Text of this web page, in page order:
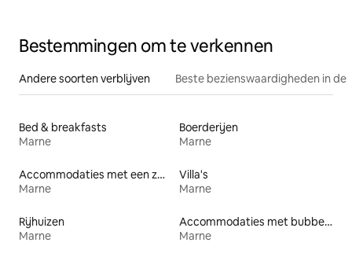
Bestemmingen om te verkennen
Andere soorten verblijven Beste bezienswaardigheden in de
Bed & breakfasts
Marne
Boerderijen
Marne
Accommodaties met een zwembad
Marne
Villa's
Marne
Rijhuizen
Marne
Accommodaties met bubbelbad
Marne